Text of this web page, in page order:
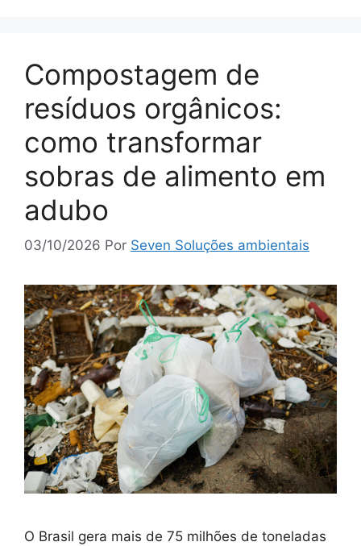
Compostagem de
resíduos orgânicos:
como transformar
sobras de alimento em
adubo
03/10/2026 Por Seven Soluções ambientais
O Brasil gera mais de 75 milhões de toneladas